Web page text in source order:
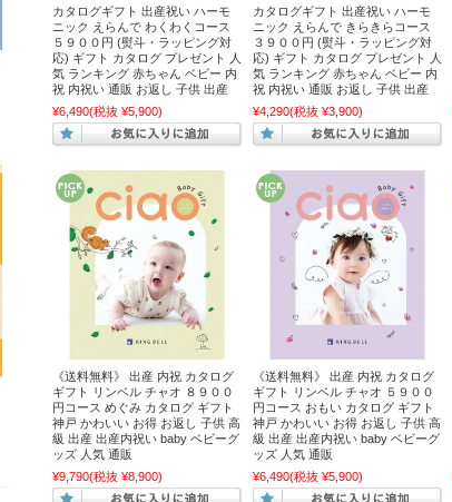
カタログギフト 出産祝い ハーモ
ニック えらんで わくわくコース
５９００円 (熨斗・ラッピング対
応) ギフト カタログ プレゼント 人
気 ランキング 赤ちゃん ベビー 内
祝 内祝い 通販 お返し 子供 出産
¥6,490(税抜 ¥5,900)
カタログギフト 出産祝い ハーモ
ニック えらんで きらきらコース
３９００円 (熨斗・ラッピング対
応) ギフト カタログ プレゼント 人
気 ランキング 赤ちゃん ベビー 内
祝 内祝い 通販 お返し 子供 出産
¥4,290(税抜 ¥3,900)
《送料無料》 出産 内祝 カタログ
ギフト リンベル チャオ ８９００
円コース めぐみ カタログ ギフト
神戸 かわいい お得 お返し 子供 高
級 出産 出産内祝い baby ベビーグ
ッズ 人気 通販
¥9,790(税抜 ¥8,900)
《送料無料》 出産 内祝 カタログ
ギフト リンベル チャオ ５９００
円コース おもい カタログ ギフト
神戸 かわいい お得 お返し 子供 高
級 出産 出産内祝い baby ベビーグ
ッズ 人気 通販
¥6,490(税抜 ¥5,900)